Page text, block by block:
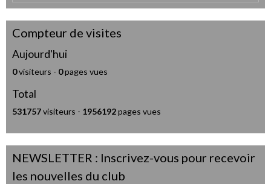
Compteur de visites
Aujourd'hui
0visiteurs - 0pages vues
Total
531757visiteurs - 1956192pages vues
NEWSLETTER : Inscrivez-vous pour recevoir
les nouvelles du club